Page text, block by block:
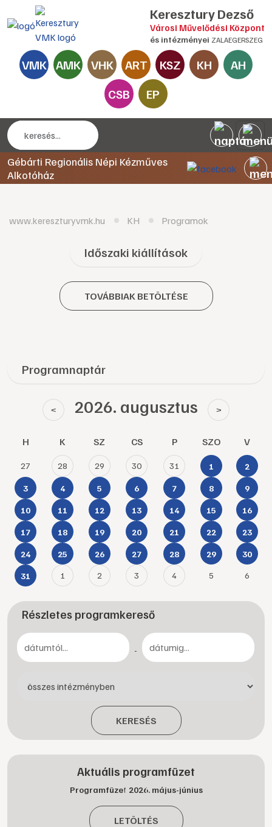
Keresztury Dezső
Városi Művelődési Központ
és intézményei ZALAEGERSZEG
VMK AMK VHK ART KSZ KH
AH
CSB
EP
Gébárti Regionális Népi Kézműves
Alkotóház
www.kereszturyvmk.hu KH Programok
Időszaki kiállítások
TOVÁBBIAK BETÖLTÉSE
Programnaptár
< 2026. augusztus >
H K SZ CS P SZO V
27 28 29 30 31 1 2
3 4 5 6 7 8 9
10 11 12 13 14 15 16
17 18 19 20 21 22 23
24 25 26 27 28 29 30
31 1 2 3 4 5 6
Részletes programkereső
-
KERESÉS
Aktuális programfüzet
Programfüzet 2026. május-június
LETÖLTÉS